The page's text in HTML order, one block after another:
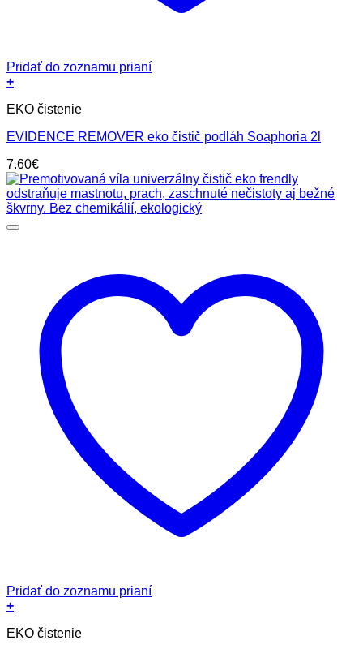
Pridať do zoznamu prianí
+
EKO čistenie
EVIDENCE REMOVER eko čistič podláh Soaphoria 2l
7.60€
Pridať do zoznamu prianí
+
EKO čistenie